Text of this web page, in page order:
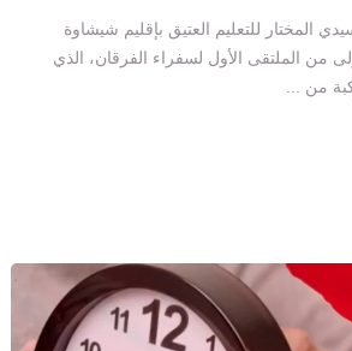
المختار للتعليم العتيق بإقليم شيشاوة
من الملتقى الأول لسفراء الفرقان، الذي
من ...